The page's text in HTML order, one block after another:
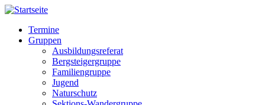
Direkt
Inhalt
Hauptnavigation
Termine
Gruppen
Ausbildungsreferat
Bergsteigergruppe
Familiengruppe
Jugend
Naturschutz